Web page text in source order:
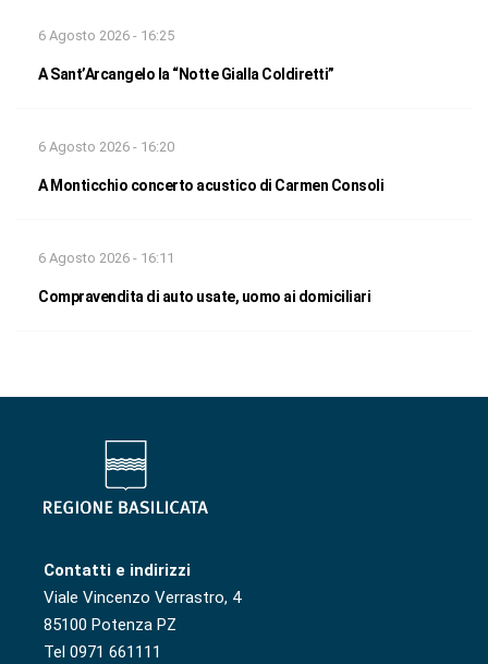
6 Agosto 2026 - 16:25
A Sant’Arcangelo la “Notte Gialla Coldiretti”
6 Agosto 2026 - 16:20
A Monticchio concerto acustico di Carmen Consoli
6 Agosto 2026 - 16:11
Compravendita di auto usate, uomo ai domiciliari
Contatti e indirizzi
Viale Vincenzo Verrastro, 4
85100 Potenza PZ
Tel 0971 661111